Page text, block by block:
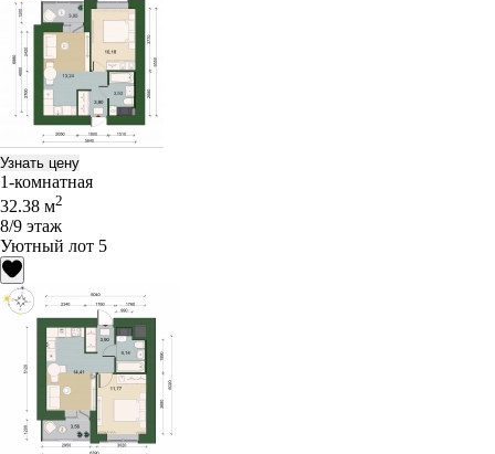
Узнать цену
1-комнатная
32.38 м2
8/9 этаж
Уютный лот 5